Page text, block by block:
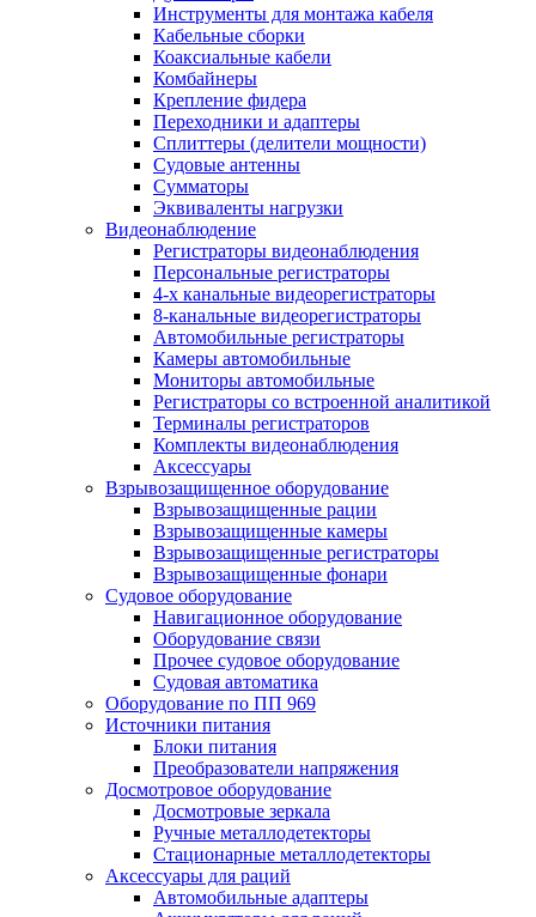
Инструменты для монтажа кабеля
Кабельные сборки
Коаксиальные кабели
Комбайнеры
Крепление фидера
Переходники и адаптеры
Сплиттеры (делители мощности)
Судовые антенны
Сумматоры
Эквиваленты нагрузки
Видеонаблюдение
Регистраторы видеонаблюдения
Персональные регистраторы
4-х канальные видеорегистраторы
8-канальные видеорегистраторы
Автомобильные регистраторы
Камеры автомобильные
Мониторы автомобильные
Регистраторы со встроенной аналитикой
Терминалы регистраторов
Комплекты видеонаблюдения
Аксессуары
Взрывозащищенное оборудование
Взрывозащищенные рации
Взрывозащищенные камеры
Взрывозащищенные регистраторы
Взрывозащищенные фонари
Судовое оборудование
Навигационное оборудование
Оборудование связи
Прочее судовое оборудование
Судовая автоматика
Оборудование по ПП 969
Источники питания
Блоки питания
Преобразователи напряжения
Досмотровое оборудование
Досмотровые зеркала
Ручные металлодетекторы
Стационарные металлодетекторы
Аксессуары для раций
Автомобильные адаптеры